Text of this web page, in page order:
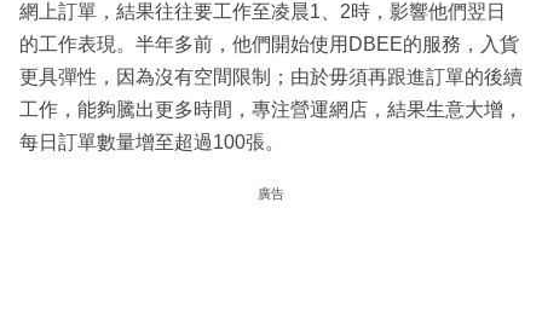
網上訂單，結果往往要工作至凌晨1、2時，影響他們翌日
的工作表現。半年多前，他們開始使用DBEE的服務，入貨
更具彈性，因為沒有空間限制；由於毋須再跟進訂單的後續
工作，能夠騰出更多時間，專注營運網店，結果生意大增，
每日訂單數量增至超過100張。
廣告